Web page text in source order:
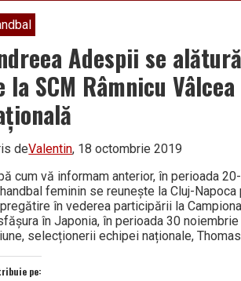
prima:
a
chemat
la
națională
o
singură
de
campioana
SCM
Râmnicu
Vâlcea!
Adespii se
la SCM Râmnicu
deValentin, 18 octombrie 2019
cum vă informam anterior, în perioada
feminin se reunește la Cluj-
în vederea participării la
în Japonia, în perioada 30
selecționerii echipei naționale,
pe: